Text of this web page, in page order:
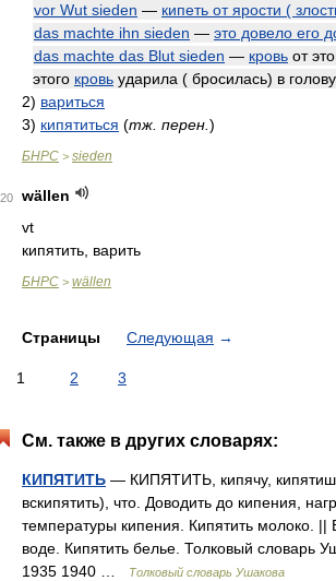
vor Wut sieden — кипеть от ярости (
das machte ihn sieden — это довело его
das machte das Blut sieden — кровь от
этого кровь ударила ( бросилась) в голову
2) вариться
3) кипятиться (тж. перен. )
БНРС > sieden
20
wällen
vt
кипятить, варить
БНРС > wällen
Страницы Следующая →
1 2 3
См. также в других словарях:
КИПЯТИТЬ — КИПЯТИТЬ, кипячу,
вскипятить), что. Доводить до кипения,
температуры кипения. Кипятить молоко. ||
воде. Кипятить белье. Толковый словарь
1935 1940 …
Толковый словарь Ушакова